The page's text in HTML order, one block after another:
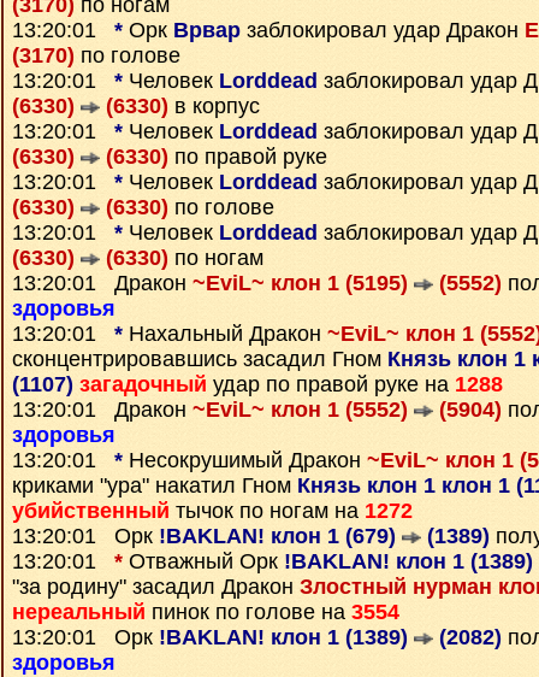
(3170) по ногам
13:20:01 * Орк Врвар заблокировал удар Дракон
(3170) по голове
13:20:01 * Человек Lorddead заблокировал удар
(6330)
(6330) в корпус
13:20:01 * Человек Lorddead заблокировал удар
(6330)
(6330) по правой руке
13:20:01 * Человек Lorddead заблокировал удар
(6330)
(6330) по голове
13:20:01 * Человек Lorddead заблокировал удар
(6330)
(6330) по ногам
13:20:01 Дракон ~EviL~ клон 1 (5195) (5552)
здоровья
13:20:01 * Нахальный Дракон ~EviL~ клон 1
сконцентрировавшись засадил Гном Князь клон 1
(1107) загадочный удар по правой руке на 1288
13:20:01 Дракон ~EviL~ клон 1 (5552) (5904)
здоровья
13:20:01 * Несокрушимый Дракон ~EviL~ клон 1
криками "ура" накатил Гном Князь клон 1 клон 1
убийственный тычок по ногам на 1272
13:20:01 Орк !BAKLAN! клон 1 (679) (1389)
13:20:01 * Отважный Орк !BAKLAN! клон 1 (1389)
"за родину" засадил Дракон Злостный нурман
нереальный пинок по голове на 3554
13:20:01 Орк !BAKLAN! клон 1 (1389) (2082)
здоровья